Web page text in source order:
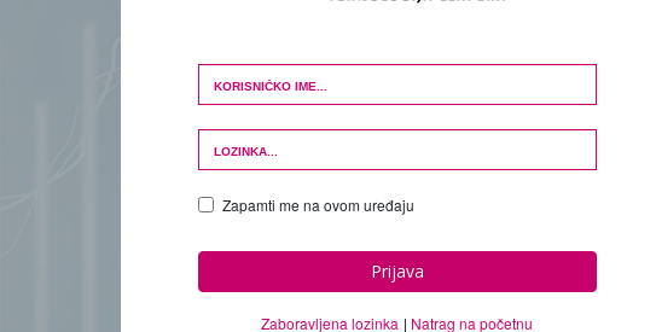
Zapamti me na ovom uređaju
Prijava
Zaboravljena lozinka
Natrag na početnu